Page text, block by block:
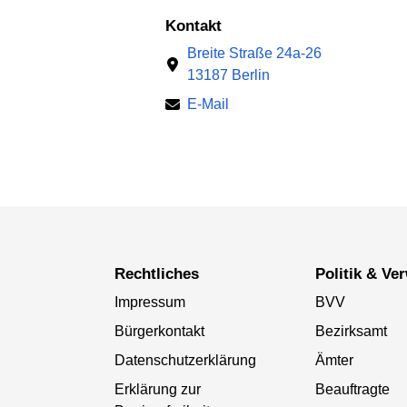
Kontakt
Breite Straße 24a-26
13187 Berlin
E-Mail
Rechtliches
Impressum
Bürgerkontakt
Datenschutzerklärung
Erklärung zur
Politik &
BVV
Bezirksamt
Ämter
Beauftragte